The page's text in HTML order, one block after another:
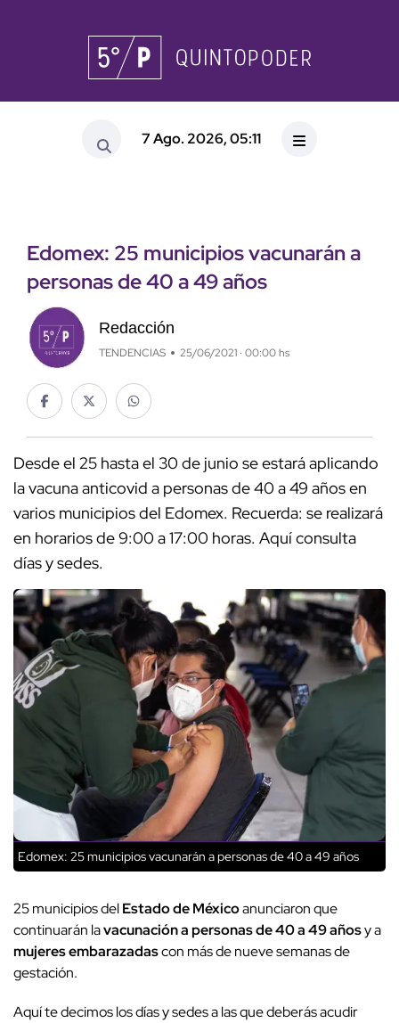
7 Ago. 2026, 05:11
Edomex: 25 municipios vacunarán a
personas de 40 a 49 años
Redacción
TENDENCIAS 25/06/2021 · 00:00 hs
Desde el 25 hasta el 30 de junio se estará aplicando
la vacuna anticovid a personas de 40 a 49 años en
varios municipios del Edomex. Recuerda: se realizará
en horarios de 9:00 a 17:00 horas. Aquí consulta
días y sedes.
Edomex: 25 municipios vacunarán a personas de 40 a 49 años
25 municipios delEstado de Méxicoanunciaron que
continuarán lavacunación a personas de 40 a 49 añosy a
mujeres embarazadascon más de nueve semanas de
gestación.
Aquí te decimos los días y sedes a las que deberás acudir